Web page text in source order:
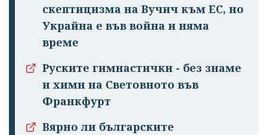
скептицизма на Вучич към ЕС, но
Украйна е във война и няма
време
Руските гимнастички - без знаме
и химн на Световното във
Франкфурт
Вярно ли българските